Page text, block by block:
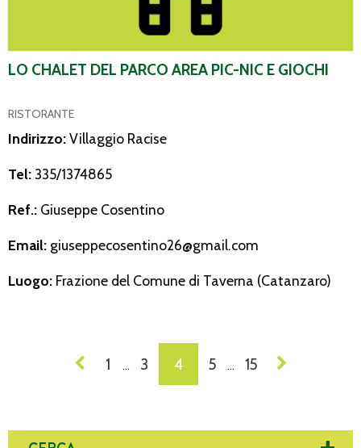
LO CHALET DEL PARCO AREA PIC-NIC E GIOCHI
RISTORANTE
Indirizzo:Villaggio Racise
Tel:335/1374865
Ref.: Giuseppe Cosentino
Email: giuseppecosentino26@gmail.com
Luogo: Frazione del Comune di Taverna (Catanzaro)
NAVIGAZIONE
1 … 3 4 5 … 15